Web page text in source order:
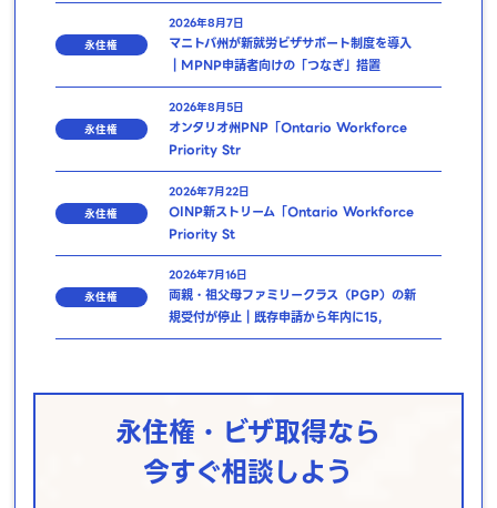
永住権
2026年8月7日
マニトバ州が新就労ビザサポート制度を導入
｜MPNP申請者向けの「つなぎ」措置
永住権
2026年8月5日
オンタリオ州PNP「Ontario Workforce
Priority Str
永住権
2026年7月22日
OINP新ストリーム「Ontario Workforce
Priority St
永住権
2026年7月16日
両親・祖父母ファミリークラス（PGP）の新
規受付が停止｜既存申請から年内に15,
永住権・ビザ取得なら
今すぐ相談しよう